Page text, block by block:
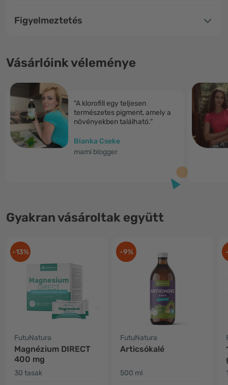
Figyelmeztetés
Vásárlóink véleménye
"A klorofill egy teljesen
természetes pigment, amely a
növényekben található."
Bianka Cseke
mami blogger
Gyakran vásároltak együtt
-13%
FutuNatura
Magnézium DIRECT
400 mg
30 tasak
-9%
FutuNatura
Articsókalé
500 ml